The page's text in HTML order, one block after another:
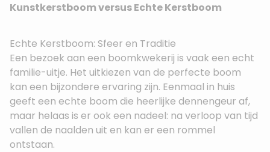
Kunstkerstboom versus Echte Kerstboom
Echte Kerstboom: Sfeer en Traditie
Een bezoek aan een boomkwekerij is vaak een echt
familie-uitje. Het uitkiezen van de perfecte boom
kan een bijzondere ervaring zijn. Eenmaal in huis
geeft een echte boom die heerlijke dennengeur af,
maar helaas is er ook een nadeel: na verloop van tijd
vallen de naalden uit en kan er een rommel
ontstaan.